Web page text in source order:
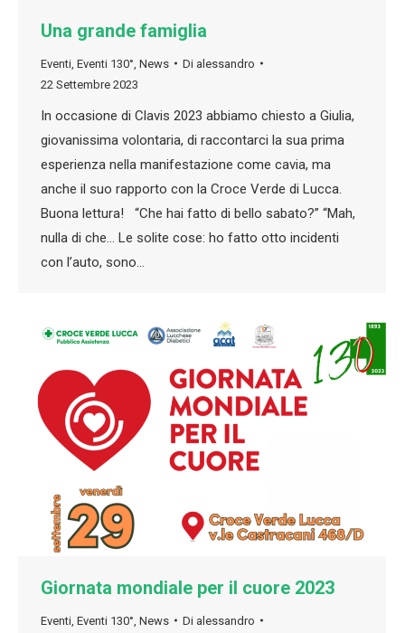
Una grande famiglia
Eventi Eventi 130° News Di alessandro
22 Settembre 2023
In occasione di Clavis 2023 abbiamo chiesto a Giulia,
giovanissima volontaria, di raccontarci la sua prima
esperienza nella manifestazione come cavia, ma
anche il suo rapporto con la Croce Verde di Lucca.
Buona lettura! “Che hai fatto di bello sabato?” “Mah,
nulla di che… Le solite cose: ho fatto otto incidenti
con l’auto, sono…
Giornata mondiale per il cuore 2023
Eventi Eventi 130° News Di alessandro